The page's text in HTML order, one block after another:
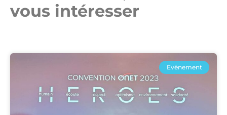
vous intéresser​
Evènement